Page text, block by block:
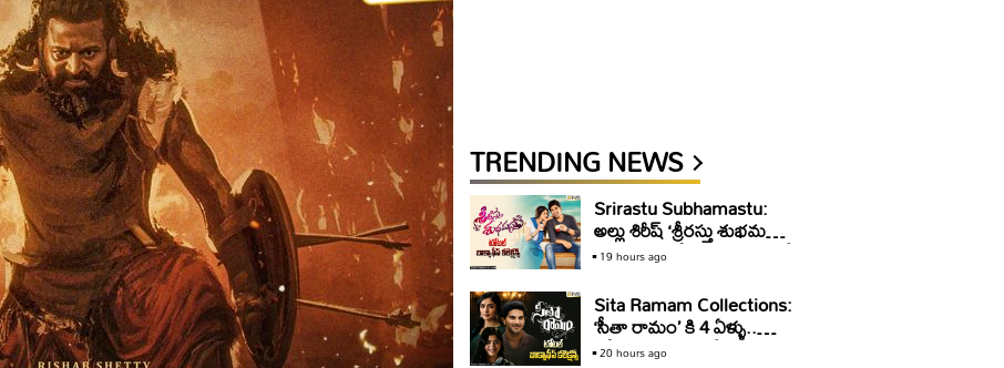
TRENDING NEWS
Srirastu Subhamastu:
అల్లు శిరీష్ ‘శ్రీరస్తు శుభమస్తు’కి
10 ఏళ్ళు.. టోటల్ కలెక్షన్స్ ఇవే
19 hours ago
Sita Ramam Collections:
‘సీతా రామం’ కి 4 ఏళ్ళు..
టోటల్ కలెక్షన్స్ ఇవే
20 hours ago